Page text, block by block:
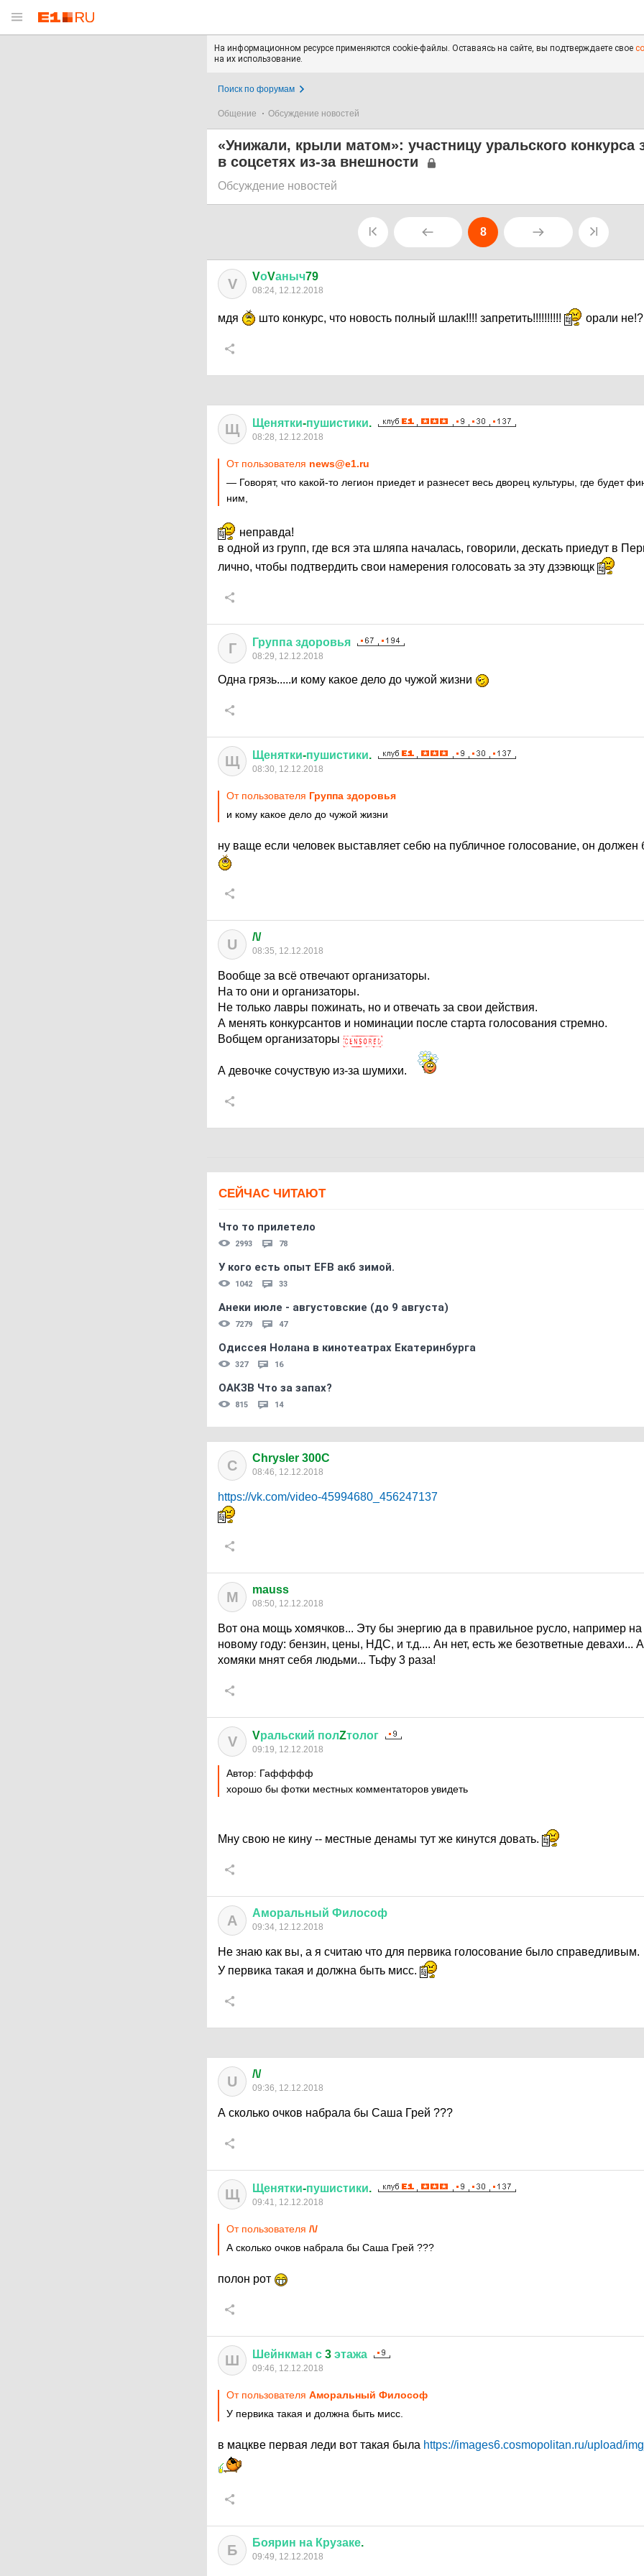
На информационном ресурсе применяются cookie-файлы. Оставаясь на сайте, вы подтверждаете свое
на их использование.
Поиск по форумам
Общение Обсуждение новостей
«Унижали, крыли матом»: участницу уральского конкурса
в соцсетях из-за внешности
Обсуждение новостей
8
V VоVаныч79
08:24, 12.12.2018
мдя што конкурс, что новость полный шлак!!!! запретить!!!!!!!!!! орали не!?
Щ Щенятки-пушистики.
08:28, 12.12.2018
От пользователя news@e1.ru
— Говорят, что какой-то легион приедет и разнесет весь дворец культуры, где будет
ним,
неправда!
в одной из групп, где вся эта шляпа началась, говорили, дескать приедут в
лично, чтобы подтвердить свои намерения голосовать за эту дзэвющк
Г Группа здоровья
08:29, 12.12.2018
Одна грязь.....и кому какое дело до чужой жизни
Щ Щенятки-пушистики.
08:30, 12.12.2018
От пользователя Группа здоровья
и кому какое дело до чужой жизни
ну ваще если человек выставляет себю на публичное голосование, он должен
U /\/
08:35, 12.12.2018
Вообще за всё отвечают организаторы.
На то они и организаторы.
Не только лавры пожинать, но и отвечать за свои действия.
А менять конкурсантов и номинации после старта голосования стремно.
Вобщем организаторы
А девочке сочуствую из-за шумихи.
СЕЙЧАС ЧИТАЮТ
Что то прилетело
2993 78
У кого есть опыт EFB акб зимой.
1042 33
Анеки июле - августовские (до 9 августа)
7279 47
Одиссея Нолана в кинотеатрах Екатеринбурга
327 16
ОАКЗВ Что за запах?
815 14
C Chrysler 300C
08:46, 12.12.2018
https://vk.com/video-45994680_456247137
M mauss
08:50, 12.12.2018
Вот она мощь хомячков... Эту бы энергию да в правильное русло, например на
новому году: бензин, цены, НДС, и т.д.... Ан нет, есть же безответные девахи...
хомяки мнят себя людьми... Тьфу 3 раза!
V Vральский полZтолог
09:19, 12.12.2018
Автор: Гаффффф
хорошо бы фотки местных комментаторов увидеть
Мну свою не кину -- местные денамы тут же кинутся довать.
А Аморальный Философ
09:34, 12.12.2018
Не знаю как вы, а я считаю что для первика голосование было справедливым.
У первика такая и должна быть мисс.
U /\/
09:36, 12.12.2018
А сколько очков набрала бы Саша Грей ???
Щ Щенятки-пушистики.
09:41, 12.12.2018
От пользователя /\/
А сколько очков набрала бы Саша Грей ???
полон рот
Ш Шейнкман с 3 этажа
09:46, 12.12.2018
От пользователя Аморальный Философ
У первика такая и должна быть мисс.
в мацкве первая леди вот такая была https://images6.cosmopolitan.ru/upload/
Б Боярин на Крузаке.
09:49, 12.12.2018